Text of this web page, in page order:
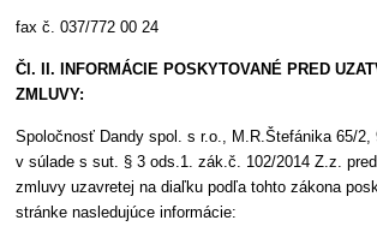
fax č. 037/772 00 24
Čl. II. INFORMÁCIE POSKYTOVANÉ PRED
ZMLUVY:
Spoločnosť Dandy spol. s r.o., M.R.Štefánika 65/
v súlade s sut. § 3 ods.1. zák.č. 102/2014 Z.z.
zmluvy uzavretej na diaľku podľa tohto zákona
stránke nasledujúce informácie: